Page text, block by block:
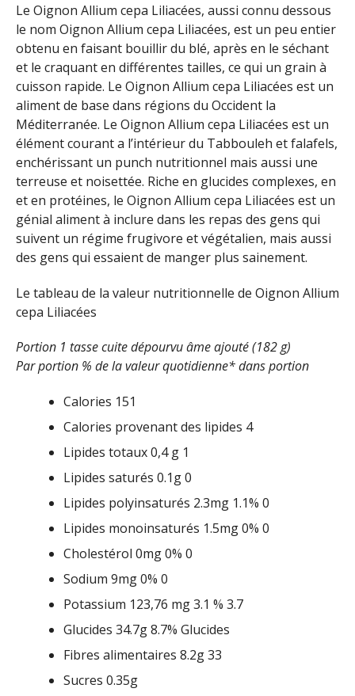
Le Oignon Allium cepa Liliacées, aussi connu dessous
le nom Oignon Allium cepa Liliacées, est un peu entier
obtenu en faisant bouillir du blé, après en le séchant
et le craquant en différentes tailles, ce qui un grain à
cuisson rapide. Le Oignon Allium cepa Liliacées est un
aliment de base dans régions du Occident la
Méditerranée. Le Oignon Allium cepa Liliacées est un
élément courant a l’intérieur du Tabbouleh et falafels,
enchérissant un punch nutritionnel mais aussi une
terreuse et noisettée. Riche en glucides complexes, en
et en protéines, le Oignon Allium cepa Liliacées est un
génial aliment à inclure dans les repas des gens qui
suivent un régime frugivore et végétalien, mais aussi
des gens qui essaient de manger plus sainement.
Le tableau de la valeur nutritionnelle de Oignon Allium
cepa Liliacées
Portion 1 tasse cuite dépourvu âme ajouté (182 g)
Par portion % de la valeur quotidienne* dans portion
Calories 151
Calories provenant des lipides 4
Lipides totaux 0,4 g 1
Lipides saturés 0.1g 0
Lipides polyinsaturés 2.3mg 1.1% 0
Lipides monoinsaturés 1.5mg 0% 0
Cholestérol 0mg 0% 0
Sodium 9mg 0% 0
Potassium 123,76 mg 3.1 % 3.7
Glucides 34.7g 8.7% Glucides
Fibres alimentaires 8.2g 33
Sucres 0.35g